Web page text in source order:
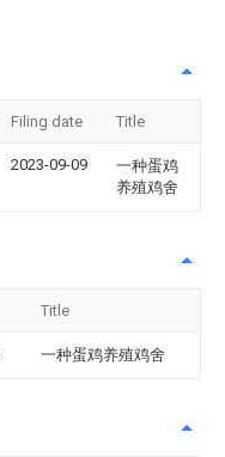
Filing date Title
2023-09-09
一种蛋鸡
养殖鸡舍
Title
一种蛋鸡养殖鸡舍